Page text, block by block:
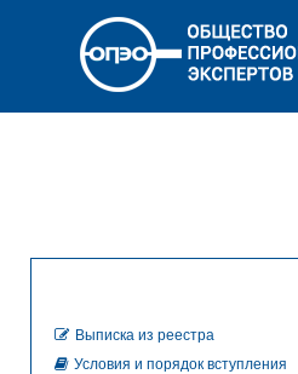
Выписка из реестра
Условия и порядок вступления